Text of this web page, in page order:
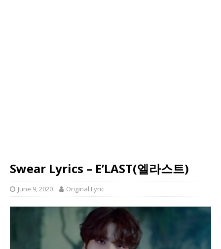
Swear Lyrics – E’LAST(엘라스트)
June 9, 2020 Original Lyric